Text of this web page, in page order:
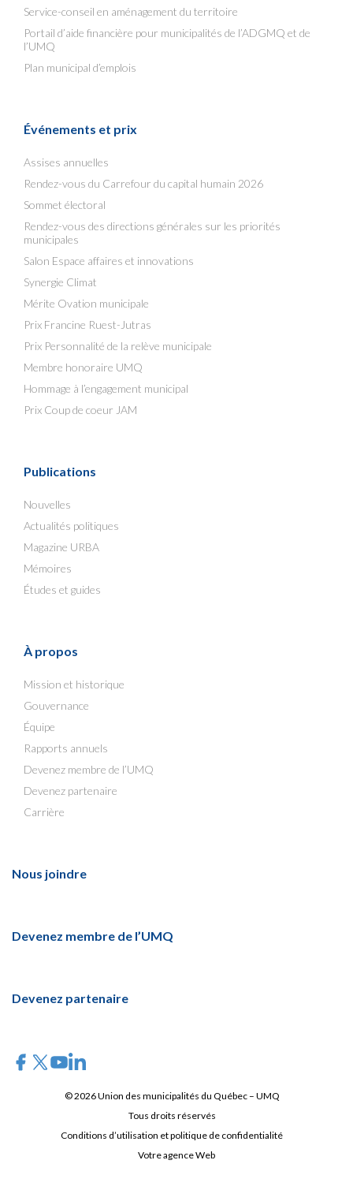
Service-conseil en aménagement du territoire
Portail d’aide financière pour municipalités de l’ADGMQ et de
l’UMQ
Plan municipal d’emplois
Événements et prix
Assises annuelles
Rendez-vous du Carrefour du capital humain 2026
Sommet électoral
Rendez-vous des directions générales sur les priorités
municipales
Salon Espace affaires et innovations
Synergie Climat
Mérite Ovation municipale
Prix Francine Ruest-Jutras
Prix Personnalité de la relève municipale
Membre honoraire UMQ
Hommage à l’engagement municipal
Prix Coup de coeur JAM
Publications
Nouvelles
Actualités politiques
Magazine URBA
Mémoires
Études et guides
À propos
Mission et historique
Gouvernance
Équipe
Rapports annuels
Devenez membre de l’UMQ
Devenez partenaire
Carrière
Nous joindre
Devenez membre de l’UMQ
Devenez partenaire
© 2026 Union des municipalités du Québec – UMQ
Tous droits réservés
Conditions d’utilisation et politique de confidentialité
Votre agence Web